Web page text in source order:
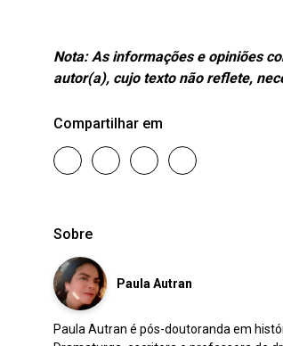
Nota:As informações e opiniões
autor(a), cujo texto não reflete,
Compartilhar em
Sobre
Paula Autran
Paula Autran é pós-doutoranda em